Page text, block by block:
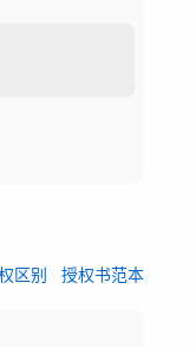
区别 授权书范本